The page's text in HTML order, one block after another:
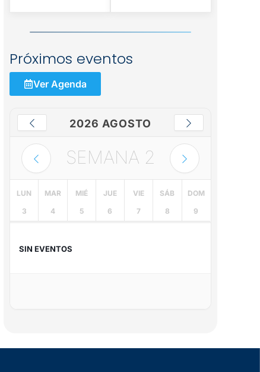
Próximos eventos
Ver Agenda
2026 AGOSTO
SEMANA 2
LUN
3
MAR
4
MIÉ
5
JUE
6
VIE
7
SÁB
8
DOM
9
SIN EVENTOS